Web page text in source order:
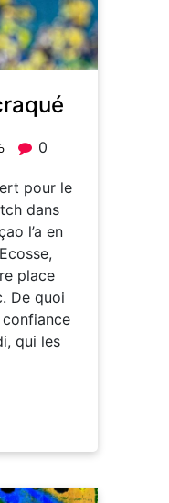
0
pour le
dans
l’a en
place
De quoi
qui les